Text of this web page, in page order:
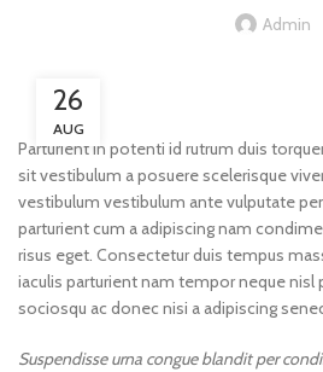
Admin
26
AUG
Parturient in potenti id rutrum duis
sit vestibulum a posuere scelerisque
vestibulum vestibulum ante vulputate
parturient cum a adipiscing nam
risus eget. Consectetur duis tempus
iaculis parturient nam tempor neque nisl
sociosqu ac donec nisi a adipiscing
Suspendisse urna congue blandit per